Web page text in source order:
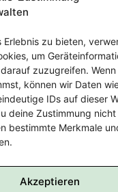
Erlebnis zu bieten,
um
zuzugreifen.
können wir Daten
IDs auf dieser
deine Zustimmung
bestimmte Merkmale
Akzeptieren
-